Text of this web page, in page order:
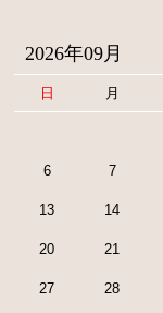
2026年09月
日 月
6 7
13 14
20 21
27 28